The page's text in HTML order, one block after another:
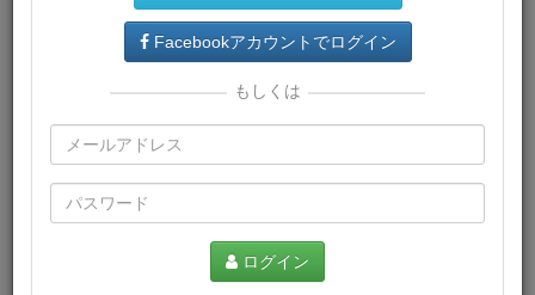
プレミアム会員では、教材がダウンロードでき、快適な動画
再生環境が提供されます。Facebookアカウントでログイン
もしくは
ログイン